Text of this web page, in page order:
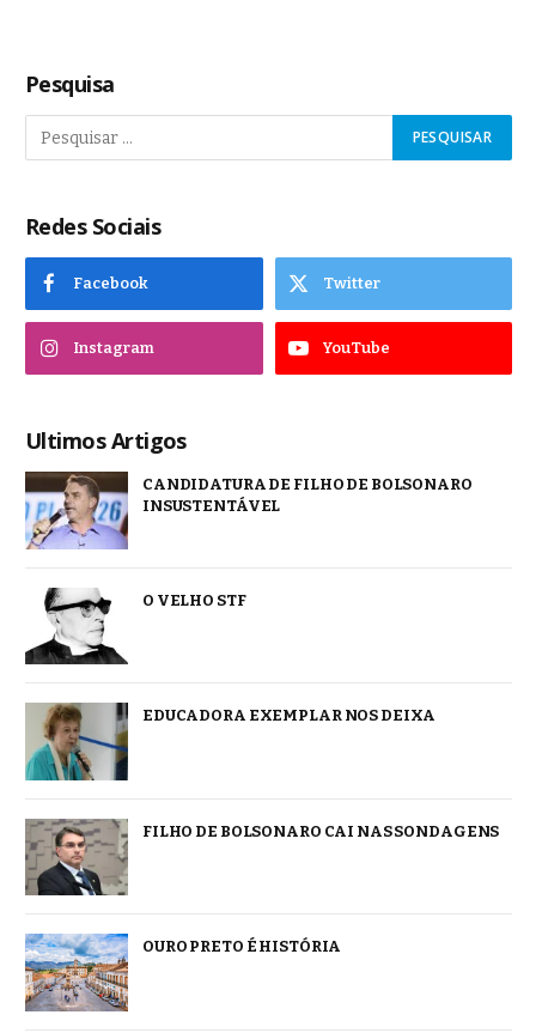
Pesquisa
Redes Sociais
Facebook Twitter
Instagram YouTube
Ultimos Artigos
CANDIDATURA DE FILHO DE BOLSONARO
INSUSTENTÁVEL
O VELHO STF
EDUCADORA EXEMPLAR NOS DEIXA
FILHO DE BOLSONARO CAI NAS SONDAGENS
OURO PRETO É HISTÓRIA